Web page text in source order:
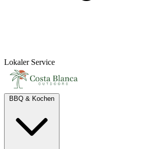
Lokaler Service